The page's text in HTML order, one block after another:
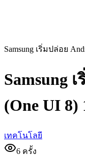
Samsung เริ่มปล่อย
Samsung
(One UI 8)
เทคโนโลยี
6 ครั้ง